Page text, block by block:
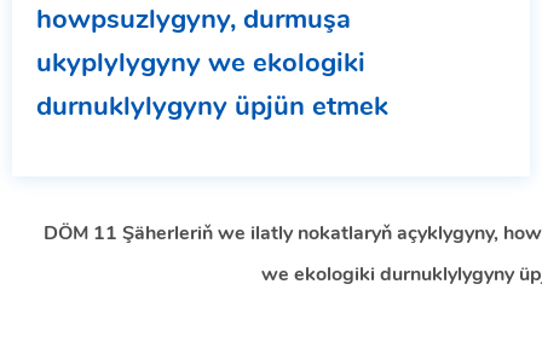
howpsuzlygyny, durmuşa
ukyplylygyny we ekologiki
durnuklylygyny üpjün etmek
DÖM 11 Şäherleriň we ilatly nokatlaryň açyklygyny,
we ekologiki durnuklylygyny